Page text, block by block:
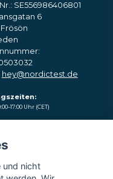
SE556986406801
6
Frösön
hey@nordictest.de
Uhr (CET)
und nicht